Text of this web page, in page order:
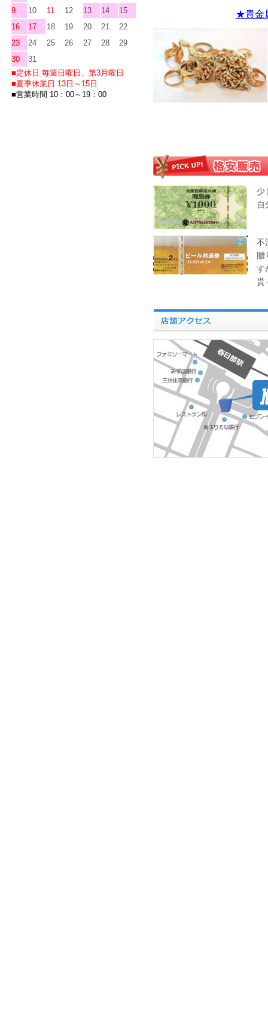
9
10 11 12 13 14
15
16
17 18 19 20 21
22
23
24 25 26 27 28
29
30
31
■定休 日 毎週日曜日、第3月曜日
■夏季休業日 13日～15日
■営業時間 10：00～19：00
★貴金
少
自
不
贈
す
貰